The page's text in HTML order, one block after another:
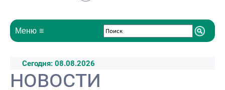
Меню
Сегодня: 08.08.2026
Новости